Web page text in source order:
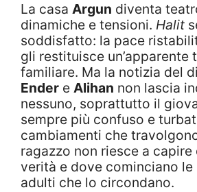
La casa Argun diventa
dinamiche e tensioni. Halit
soddisfatto: la pace
gli restituisce un’apparente
familiare. Ma la notizia del
Ender e Alihan non lascia
nessuno, soprattutto il
sempre più confuso e
cambiamenti che
ragazzo non riesce a
verità e dove cominciano
adulti che lo circondano.